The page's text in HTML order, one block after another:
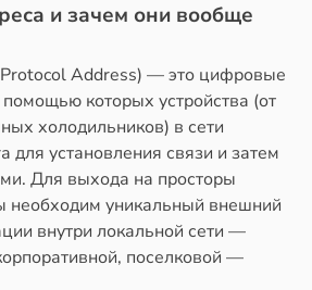
и зачем они вообще
Address) — это цифровые
которых устройства (от
холодильников) в сети
для установления связи и затем
Для выхода на просторы
необходим уникальный внешний
внутри локальной сети —
поселковой —